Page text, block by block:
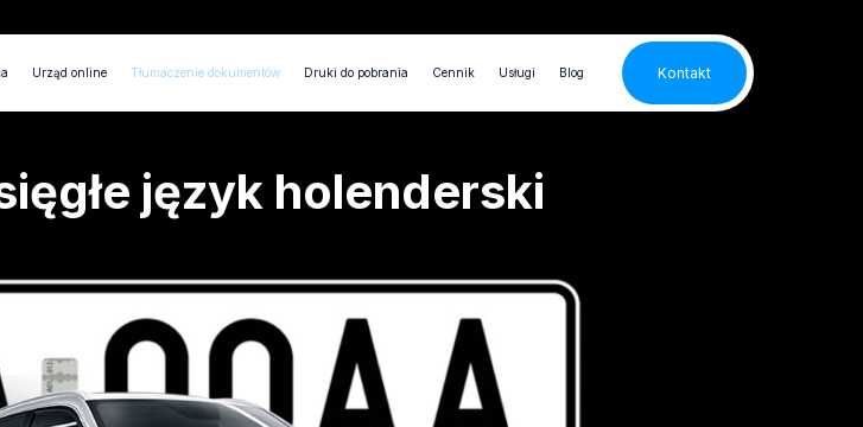
Urząd online Tłumaczenie dokumentów Druki do pobrania Cennik Usługi Blog Kontakt
język holenderski